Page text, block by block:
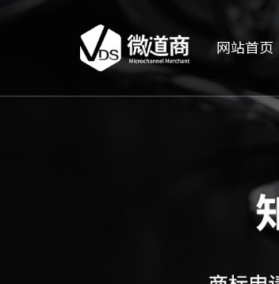
网站首页